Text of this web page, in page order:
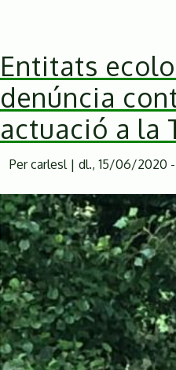
Entitats
denúncia
actuació a la
Percarlesl| dl., 15/06/2020 -